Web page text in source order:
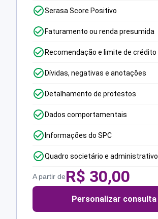
Serasa Score Positivo
Faturamento ou renda presumida
Recomendação e limite de crédito
Dívidas, negativas e anotações
Detalhamento de protestos
Dados comportamentais
Informações do SPC
Quadro societário e administrativo
A partir deR$ 30,00
Personalizar consulta